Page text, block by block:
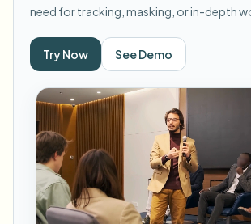
예시
예시 라이브러리 전체 탐색
얼굴 블러
번호판 블러
기능
View all features
Browse every blur tool in one place
번호판 블러
기업
학교 및 교육
캠퍼스 카메라, 강의, 지역 대량 개인정보 보호
리소스
need for tracking, masking, or in-depth
Try Now See Demo